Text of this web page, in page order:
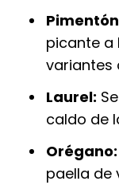
picante a
variantes
Laurel:
caldo de
Orégano:
paella de